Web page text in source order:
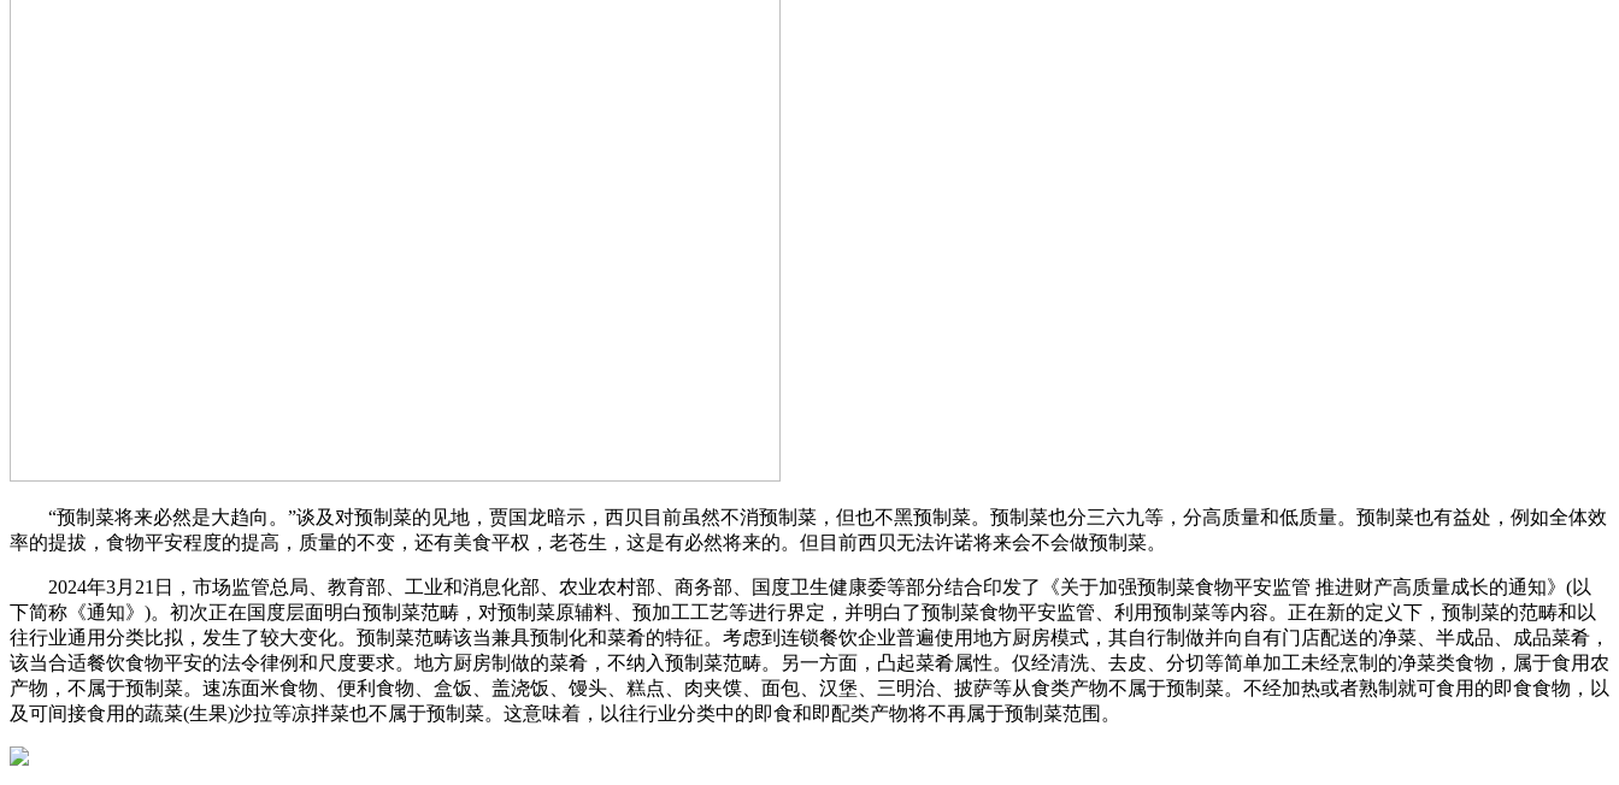
“预制菜将来必然是大趋向。”谈及对预制菜的见地，贾国龙暗示，西贝目前虽然不消预制菜，但也不黑预制菜。预制菜也分三六九等，分高质量和低质量。预制菜也有益处，例如全体效
率的提拔，食物平安程度的提高，质量的不变，还有美食平权，老苍生，这是有必然将来的。但目前西贝无法许诺将来会不会做预制菜。
2024年3月21日，市场监管总局、教育部、工业和消息化部、农业农村部、商务部、国度卫生健康委等部分结合印发了《关于加强预制菜食物平安监管 推进财产高质量成长的通知》(以
下简称《通知》)。初次正在国度层面明白预制菜范畴，对预制菜原辅料、预加工工艺等进行界定，并明白了预制菜食物平安监管、利用预制菜等内容。正在新的定义下，预制菜的范畴和以
往行业通用分类比拟，发生了较大变化。预制菜范畴该当兼具预制化和菜肴的特征。考虑到连锁餐饮企业普遍使用地方厨房模式，其自行制做并向自有门店配送的净菜、半成品、成品菜肴，
该当合适餐饮食物平安的法令律例和尺度要求。地方厨房制做的菜肴，不纳入预制菜范畴。另一方面，凸起菜肴属性。仅经清洗、去皮、分切等简单加工未经烹制的净菜类食物，属于食用农
产物，不属于预制菜。速冻面米食物、便利食物、盒饭、盖浇饭、馒头、糕点、肉夹馍、面包、汉堡、三明治、披萨等从食类产物不属于预制菜。不经加热或者熟制就可食用的即食食物，以
及可间接食用的蔬菜(生果)沙拉等凉拌菜也不属于预制菜。这意味着，以往行业分类中的即食和即配类产物将不再属于预制菜范围。